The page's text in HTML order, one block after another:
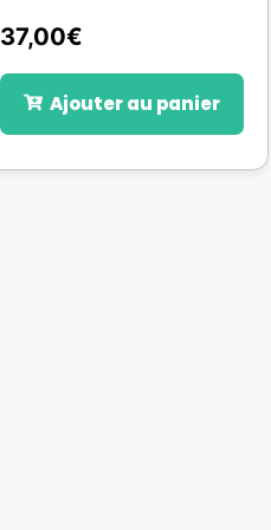
37,00€
Ajouter au panier